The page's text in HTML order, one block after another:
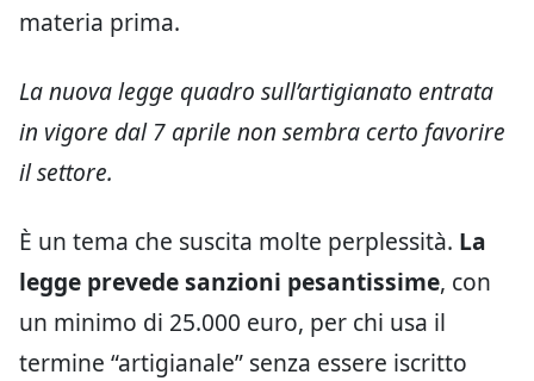
materia prima.
La nuova legge quadro sull’artigianato entrata
in vigore dal 7 aprile non sembra certo favorire
il settore.
È un tema che suscita molte perplessità. La
legge prevede sanzioni pesantissime, con
un minimo di 25.000 euro, per chi usa il
termine “artigianale” senza essere iscritto